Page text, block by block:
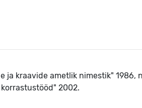
ja kraavide ametlik nimestik" 1986,
2002.